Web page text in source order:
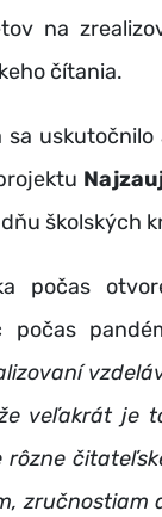
na
čítania.
školských
počas
počas
veľakrát je
zručnostiam